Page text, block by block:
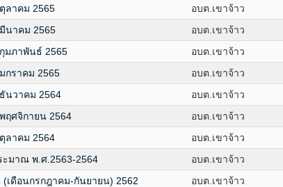
ลาคม 2565 อบต.เขาจ้าว
นาคม 2565 อบต.เขาจ้าว
มภาพันธ์ 2565 อบต.เขาจ้าว
กราคม 2565 อบต.เขาจ้าว
นวาคม 2564 อบต.เขาจ้าว
ฤศจิกายน 2564 อบต.เขาจ้าว
ลาคม 2564 อบต.เขาจ้าว
ะมาณ พ.ศ.2563-2564 อบต.เขาจ้าว
เดือนกรกฎาคม-กันยายน) 2562 อบต.เขาจ้าว